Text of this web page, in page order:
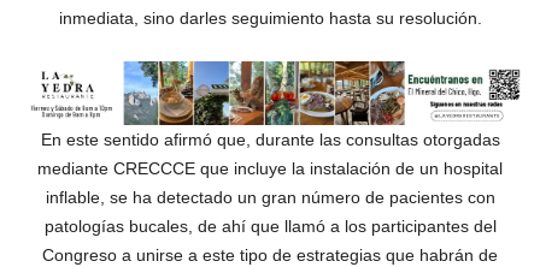
inmediata, sino darles seguimiento hasta su resolución.
En este sentido afirmó que, durante las consultas otorgadas
mediante CRECCCE que incluye la instalación de un hospital
inflable, se ha detectado un gran número de pacientes con
patologías bucales, de ahí que llamó a los participantes del
Congreso a unirse a este tipo de estrategias que habrán de